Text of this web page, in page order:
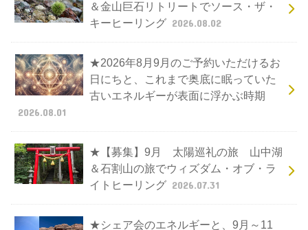
＆金山巨石リトリートでソース・ザ・
キーヒーリング 2026.08.02
★2026年8月9月のご予約いただけるお
日にちと、これまで奥底に眠っていた
古いエネルギーが表面に浮かぶ時期
2026.08.01
★【募集】9月 太陽巡礼の旅 山中湖
＆石割山の旅でウィズダム・オブ・ラ
イトヒーリング 2026.07.31
★シェア会のエネルギーと、9月～11